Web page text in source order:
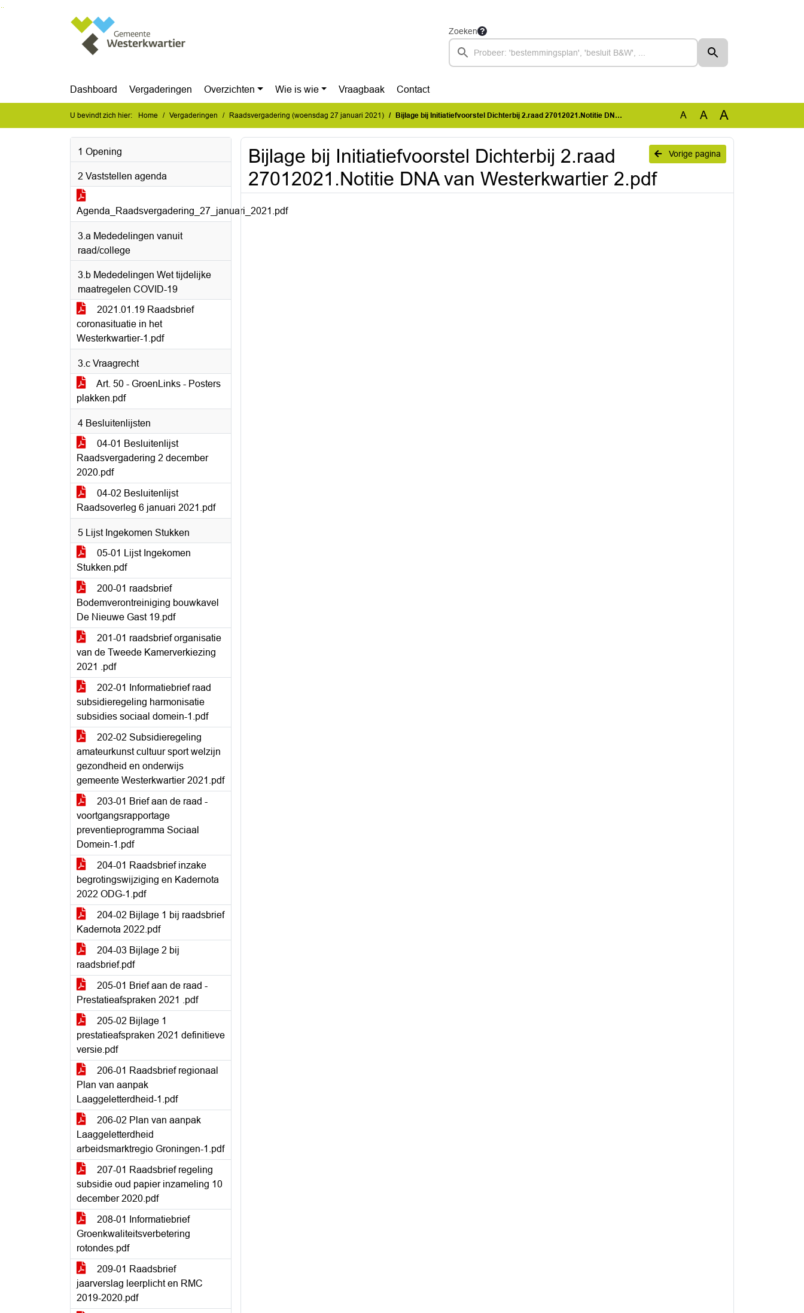
Zoeken
Dashboard Vergaderingen Overzichten Wie is wie Vraagbaak Contact
U bevindt zich hier: Home Vergaderingen Raadsvergadering (woensdag 27 januari 2021) Bijlage bij Initiatiefvoorstel Dichterbij 2.raad 27012021.Notitie DNA van Westerkwartier 2.pdf A A A
1 Opening
2 Vaststellen agenda
Agenda_Raadsvergadering_27_januari_2021.pdf
3.a Mededelingen vanuit
raad/college
3.b Mededelingen Wet tijdelijke
maatregelen COVID-19
2021.01.19 Raadsbrief
coronasituatie in het
Westerkwartier-1.pdf
3.c Vraagrecht
Art. 50 - GroenLinks - Posters
plakken.pdf
4 Besluitenlijsten
04-01 Besluitenlijst
Raadsvergadering 2 december
2020.pdf
04-02 Besluitenlijst
Raadsoverleg 6 januari 2021.pdf
5 Lijst Ingekomen Stukken
05-01 Lijst Ingekomen
Stukken.pdf
200-01 raadsbrief
Bodemverontreiniging bouwkavel
De Nieuwe Gast 19.pdf
201-01 raadsbrief organisatie
van de Tweede Kamerverkiezing
2021 .pdf
202-01 Informatiebrief raad
subsidieregeling harmonisatie
subsidies sociaal domein-1.pdf
202-02 Subsidieregeling
amateurkunst cultuur sport welzijn
gezondheid en onderwijs
gemeente Westerkwartier 2021.pdf
203-01 Brief aan de raad -
voortgangsrapportage
preventieprogramma Sociaal
Domein-1.pdf
204-01 Raadsbrief inzake
begrotingswijziging en Kadernota
2022 ODG-1.pdf
204-02 Bijlage 1 bij raadsbrief
Kadernota 2022.pdf
204-03 Bijlage 2 bij
raadsbrief.pdf
205-01 Brief aan de raad -
Prestatieafspraken 2021 .pdf
205-02 Bijlage 1
prestatieafspraken 2021 definitieve
versie.pdf
206-01 Raadsbrief regionaal
Plan van aanpak
Laaggeletterdheid-1.pdf
206-02 Plan van aanpak
Laaggeletterdheid
arbeidsmarktregio Groningen-1.pdf
207-01 Raadsbrief regeling
subsidie oud papier inzameling 10
december 2020.pdf
208-01 Informatiebrief
Groenkwaliteitsverbetering
rotondes.pdf
209-01 Raadsbrief
jaarverslag leerplicht en RMC
2019-2020.pdf
Vorige pagina
Bijlage bij Initiatiefvoorstel Dichterbij 2.raad
27012021.Notitie DNA van Westerkwartier 2.pdf